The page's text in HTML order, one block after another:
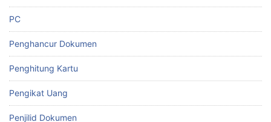
PC
Penghancur Dokumen
Penghitung Kartu
Pengikat Uang
Penjilid Dokumen